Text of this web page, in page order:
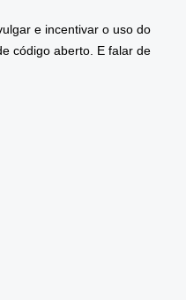
e incentivar o uso do
código aberto. E falar de